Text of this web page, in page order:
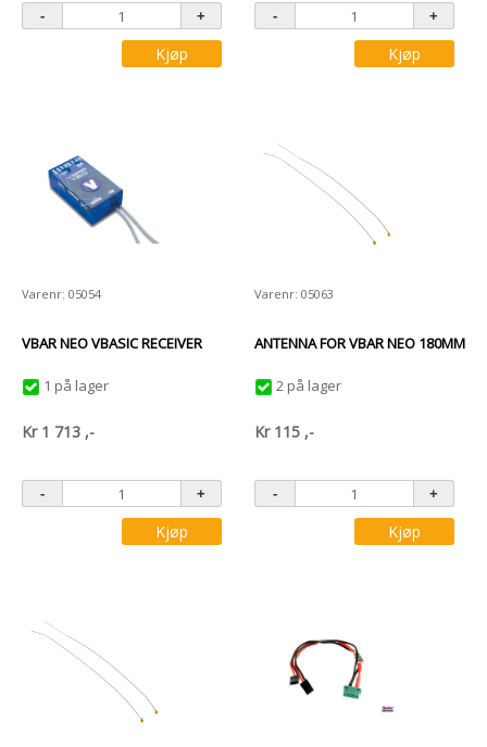
Kjøp Kjøp
Varenr: 05054
VBAR NEO VBASIC RECEIVER
1 på lager
Kr 1 713 ,-
Kjøp
Varenr: 05063
ANTENNA FOR VBAR NEO 180MM
2 på lager
Kr 115 ,-
Kjøp